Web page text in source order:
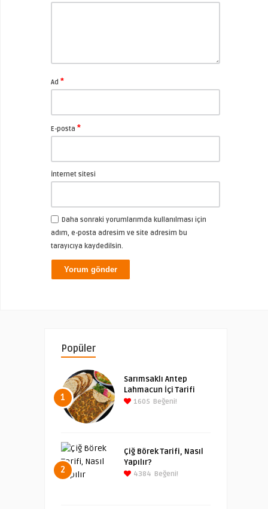
Ad *
E-posta *
İnternet sitesi
Daha sonraki yorumlarımda kullanılması için
adım, e-posta adresim ve site adresim bu
tarayıcıya kaydedilsin.
Popüler
1
Sarımsaklı Antep
Lahmacun İçi Tarifi
1605 Beğeni!
2
Çiğ Börek Tarifi, Nasıl
Yapılır?
4384 Beğeni!